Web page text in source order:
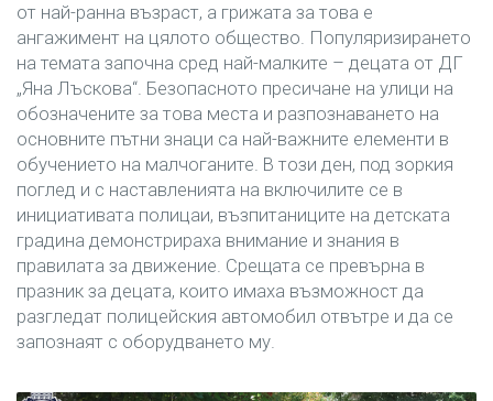
от най-ранна възраст, а грижата за това е
ангажимент на цялото общество. Популяризирането
на темата започна сред най-малките – децата от ДГ
„Яна Лъскова“. Безопасното пресичане на улици на
обозначените за това места и разпознаването на
основните пътни знаци са най-важните елементи в
обучението на малчоганите. В този ден, под зоркия
поглед и с наставленията на включилите се в
инициативата полицаи, възпитаниците на детската
градина демонстрираха внимание и знания в
правилата за движение. Срещата се превърна в
празник за децата, които имаха възможност да
разгледат полицейския автомобил отвътре и да се
запознаят с оборудването му.